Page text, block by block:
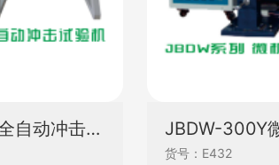
JBDW-300D微机控制超低温全自动冲击试验
货号：E432